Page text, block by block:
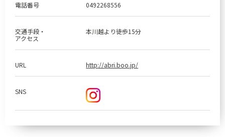
電話番号 0492268556
交通手段・
アクセス
本川越より徒歩15分
URL http://abri.boo.jp/
SNS